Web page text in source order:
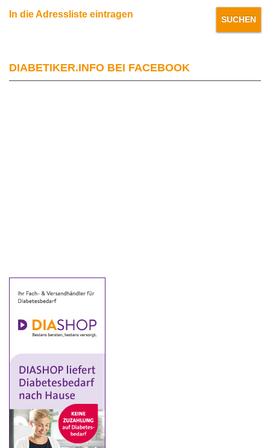
In die Adressliste eintragen
DIABETIKER.INFO BEI FACEBOOK